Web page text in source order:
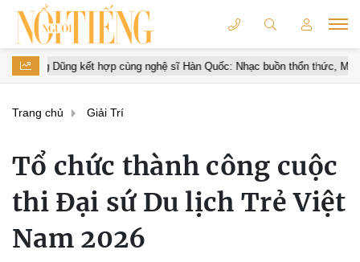
cùng nghệ sĩ Hàn Quốc: Nhạc buồn thổn thức, MV quay tại Việt Nam
Trang chủ Giải Trí
Tổ chức thành công cuộc
thi Đại sứ Du lịch Trẻ Việt
Nam 2026